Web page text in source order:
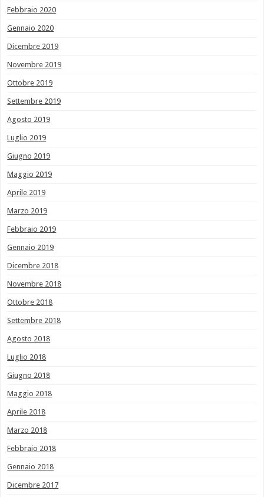
Febbraio 2020
Gennaio 2020
Dicembre 2019
Novembre 2019
Ottobre 2019
Settembre 2019
Agosto 2019
Luglio 2019
Giugno 2019
Maggio 2019
Aprile 2019
Marzo 2019
Febbraio 2019
Gennaio 2019
Dicembre 2018
Novembre 2018
Ottobre 2018
Settembre 2018
Agosto 2018
Luglio 2018
Giugno 2018
Maggio 2018
Aprile 2018
Marzo 2018
Febbraio 2018
Gennaio 2018
Dicembre 2017